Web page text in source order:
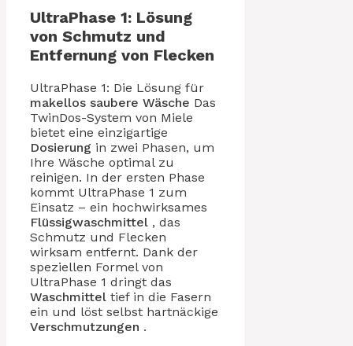
UltraPhase 1: Lösung
von Schmutz und
Entfernung von Flecken
UltraPhase 1: Die Lösung für
makellos saubere Wäsche Das
TwinDos-System von Miele
bietet eine einzigartige
Dosierung in zwei Phasen, um
Ihre Wäsche optimal zu
reinigen. In der ersten Phase
kommt UltraPhase 1 zum
Einsatz – ein hochwirksames
Flüssigwaschmittel , das
Schmutz und Flecken
wirksam entfernt. Dank der
speziellen Formel von
UltraPhase 1 dringt das
Waschmittel tief in die Fasern
ein und löst selbst hartnäckige
Verschmutzungen .